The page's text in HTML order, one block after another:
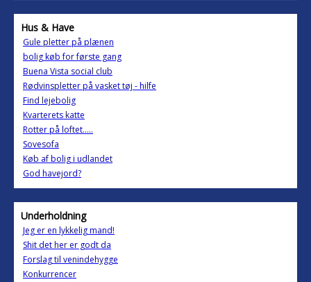
Hus & Have
Gule pletter på plænen
bolig køb for første gang
Buena Vista social club
Rødvinspletter på vasket tøj - hilfe
Find lejebolig
Kvarterets katte
Rotter på loftet.....
Sovesofa
Køb af bolig i udlandet
God havejord?
Underholdning
Jeg er en lykkelig mand!
Shit det her er godt da
Forslag til venindehygge
Konkurrencer